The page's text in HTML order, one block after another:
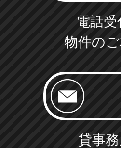
電話
物件の
貸事